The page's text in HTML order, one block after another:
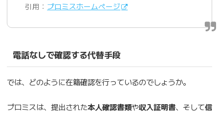
引用： プロミスホームページ
電話なしで確認する代替手段
では、どのように在籍確認を行っているのでしょうか。
プロミスは、提出された本人確認書類や収入証明書、そして信